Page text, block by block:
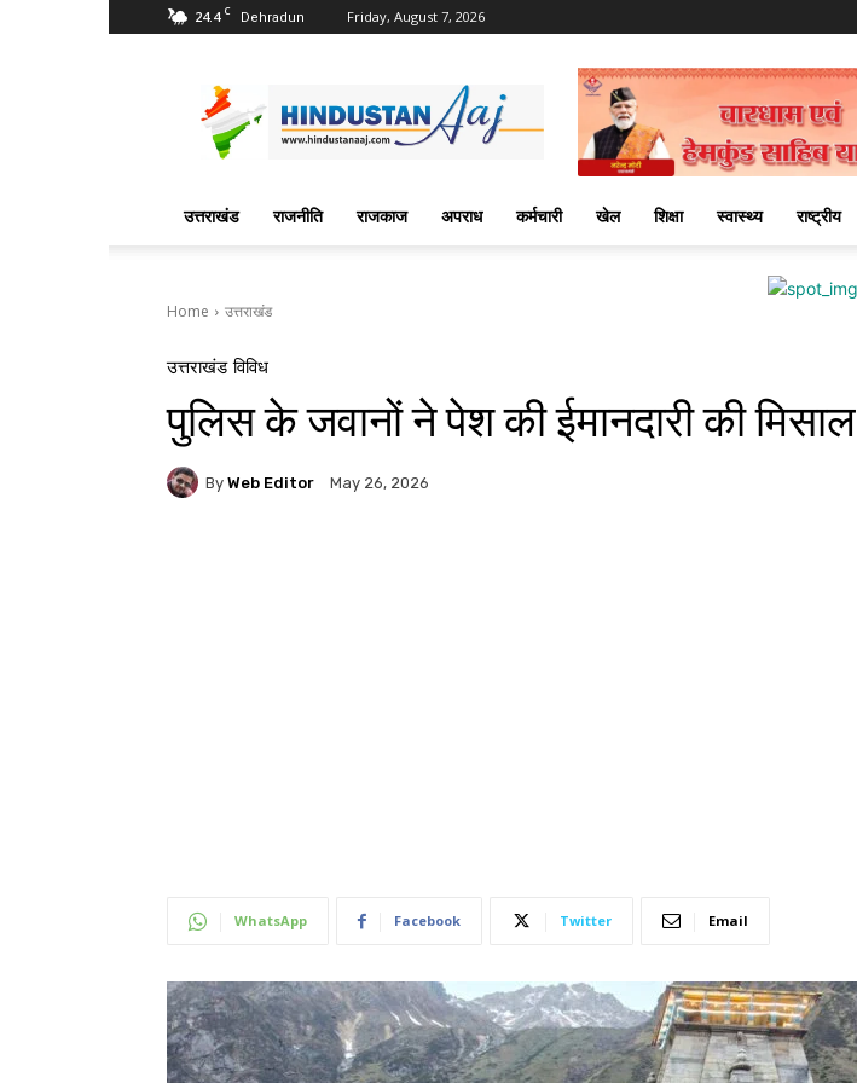
24.4 C Dehradun Friday, August 7, 2026
Aaj
News
उत्तराखंड राजनीति राजकाज अपराध कर्मचारी खेल शिक्षा स्वास्थ्य राष्ट्रीय
Home उत्तराखंड
उत्तराखंड विविध
पुलिस के जवानों ने पेश की ईमानदारी की मिसाल
By Web Editor May 26, 2026
WhatsApp Facebook Twitter Email